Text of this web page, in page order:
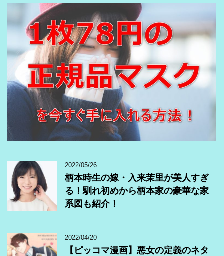
2022/05/26
柄本時生の嫁・入来茉里が美人すぎ
る！馴れ初めから柄本家の豪華な家
系図も紹介！
2022/04/20
【ピッコマ漫画】悪女の定義のネタ